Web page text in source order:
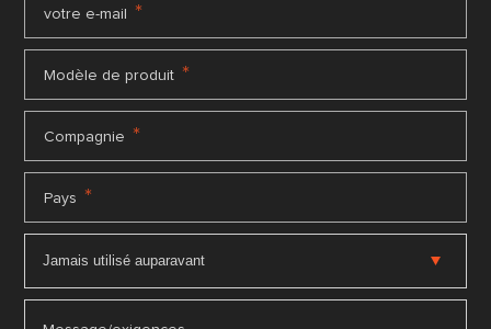
votre e-mail *
Modèle de produit *
Compagnie *
Pays *